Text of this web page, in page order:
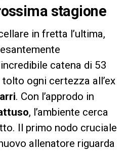
stagione
in fretta l’ultima,
catena di 53
ogni certezza all’ex
. Con l’approdo in
, l’ambiente cerca
Il primo nodo cruciale
allenatore riguarda